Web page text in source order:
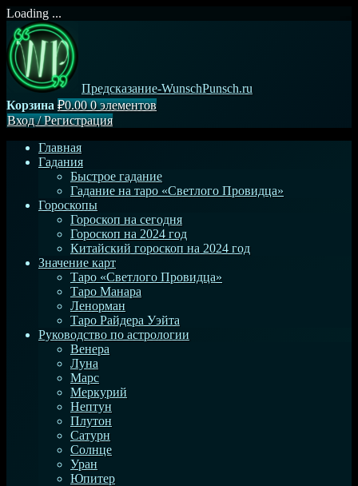
Loading ...
Перейти
к
содержимому
Предсказание-WunschPunsch.ru
Корзина ₽0.000 элементов
Вход/Регистрация
Главная
Гадания
Быстрое гадание
Гадание на таро «Светлого Провидца»
Гороскопы
Гороскоп на сегодня
Гороскоп на 2024 год
Китайский гороскоп на 2024 год
Значение карт
Таро «Светлого Провидца»
Таро Манара
Ленорман
Таро Райдера Уэйта
Руководство по астрологии
Венера
Луна
Марс
Меркурий
Нептун
Плутон
Сатурн
Солнце
Уран
Юпитер